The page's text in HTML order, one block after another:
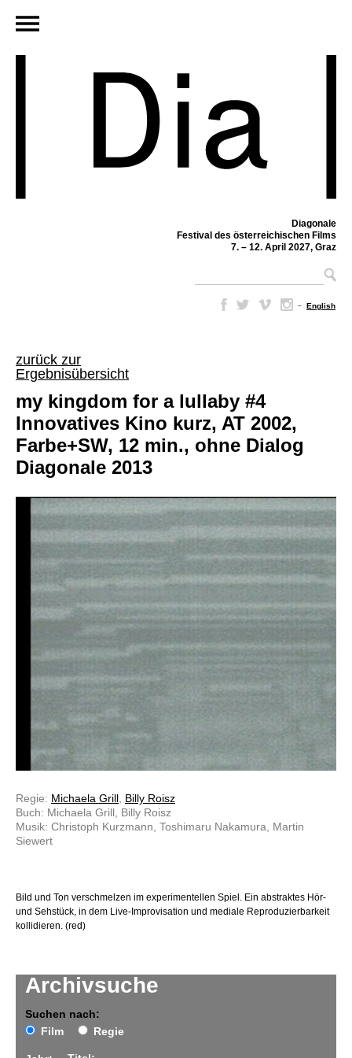
Diagonale
Festival des österreichischen Films
7. – 12. April 2027, Graz
– English
zurück zur
Ergebnisübersicht
Archivsuche
Suchen nach:
Film
Regie
my kingdom for a lullaby #4
Innovatives Kino kurz, AT 2002,
Farbe+SW, 12 min., ohne Dialog
Diagonale 2013
Regie: Michaela Grill Billy Roisz
Buch: Michaela Grill, Billy Roisz
Musik: Christoph Kurzmann, Toshimaru Nakamura, Martin
Siewert
Bild und Ton verschmelzen im experimentellen Spiel. Ein abstraktes Hör-
und Sehstück, in dem Live-Improvisation und mediale Reproduzierbarkeit
kollidieren. (red)